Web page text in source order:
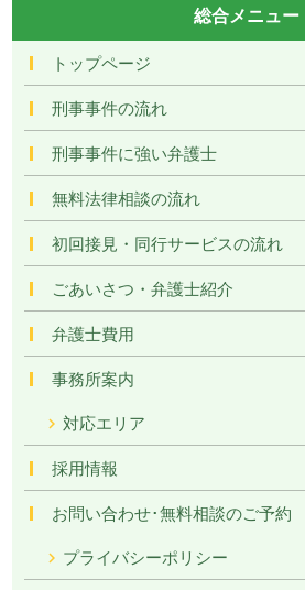
総合メニュー
トップページ
刑事事件の流れ
刑事事件に強い弁護士
無料法律相談の流れ
初回接見・同行サービスの流れ
ごあいさつ・弁護士紹介
弁護士費用
事務所案内
対応エリア
採用情報
お問い合わせ･無料相談のご予約
プライバシーポリシー